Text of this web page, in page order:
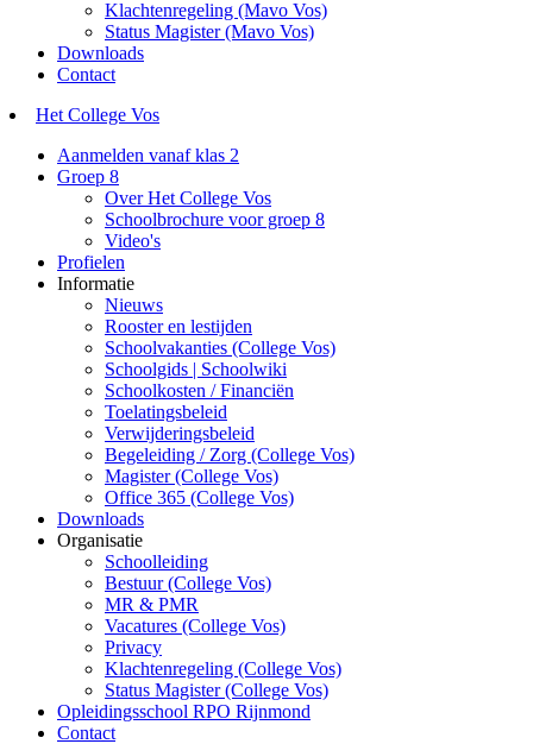
Klachtenregeling (Mavo Vos)
Status Magister (Mavo Vos)
Downloads
Contact
Het College Vos
Aanmelden vanaf klas 2
Groep 8
Over Het College Vos
Schoolbrochure voor groep 8
Video's
Profielen
Informatie
Nieuws
Rooster en lestijden
Schoolvakanties (College Vos)
Schoolgids | Schoolwiki
Schoolkosten / Financiën
Toelatingsbeleid
Verwijderingsbeleid
Begeleiding / Zorg (College Vos)
Magister (College Vos)
Office 365 (College Vos)
Downloads
Organisatie
Schoolleiding
Bestuur (College Vos)
MR & PMR
Vacatures (College Vos)
Privacy
Klachtenregeling (College Vos)
Status Magister (College Vos)
Opleidingsschool RPO Rijnmond
Contact